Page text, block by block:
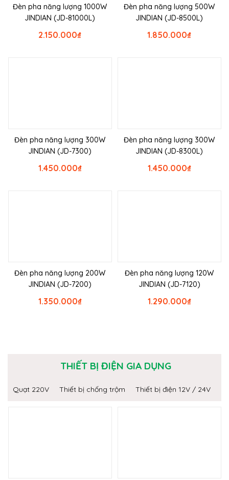
Đèn pha năng lượng 1000W
JINDIAN (JD-81000L)
₫
2.150.000
Đèn pha năng lượng 500W
JINDIAN (JD-8500L)
₫
1.850.000
Đèn pha năng lượng 300W
JINDIAN (JD-7300)
₫
1.450.000
Đèn pha năng lượng 300W
JINDIAN (JD-8300L)
₫
1.450.000
Đèn pha năng lượng 200W
JINDIAN (JD-7200)
₫
1.350.000
Đèn pha năng lượng 120W
JINDIAN (JD-7120)
₫
1.290.000
THIẾT BỊ ĐIỆN GIA DỤNG
Quạt 220V Thiết bị chống trộm Thiết bị điện 12V / 24V